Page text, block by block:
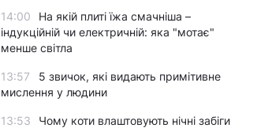
14:00
На якій плиті їжа смачніша –
індукційній чи електричній: яка "мотає"
менше світла
13:57
5 звичок, які видають примітивне
мислення у людини
13:53
Чому коти влаштовують нічні забіги